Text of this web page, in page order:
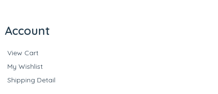
Account
View Cart
My Wishlist
Shipping Detail